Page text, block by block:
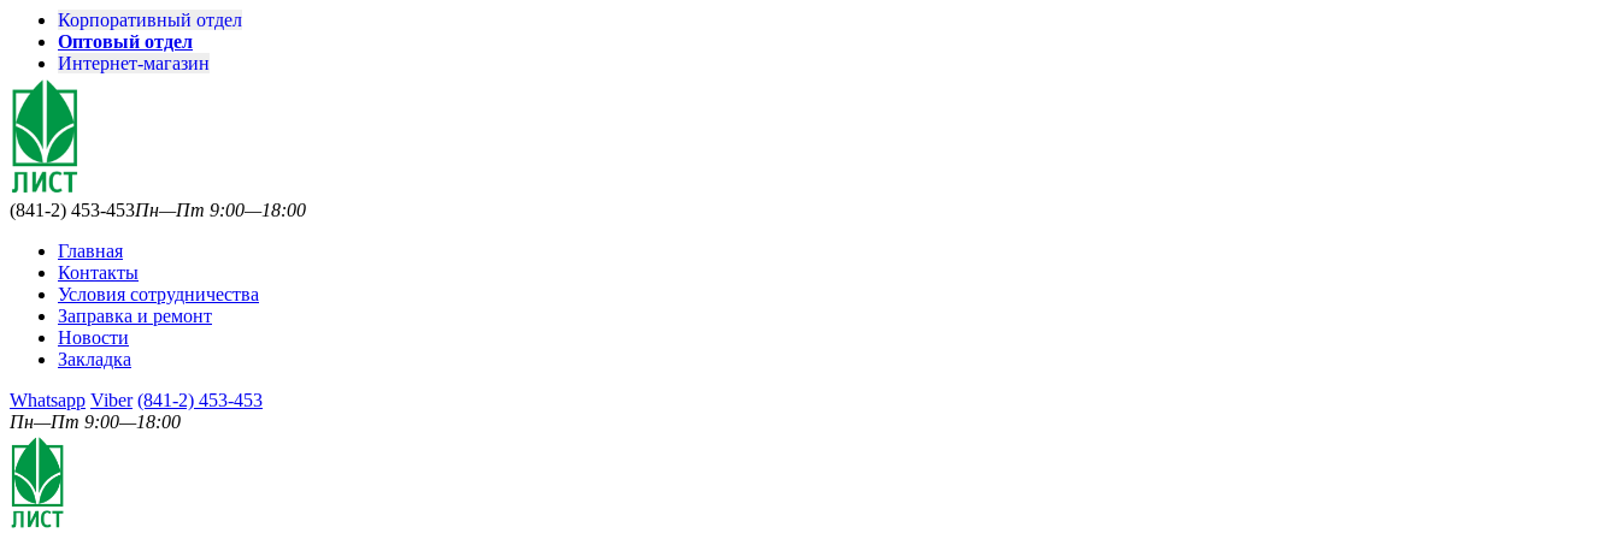
Корпоративный отдел
Оптовый отдел
Интернет-магазин
(841-2) 453-453Пн—Пт 9:00—18:00
Главная
Контакты
Условия сотрудничества
Заправка и ремонт
Новости
Закладка
Whatsapp Viber (841-2) 453-453
Пн—Пт 9:00—18:00